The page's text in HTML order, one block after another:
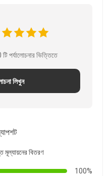
পর্যালোচনার ভিত্তিতে
লিখুন
মূল্যায়নের বিতরণ
100%